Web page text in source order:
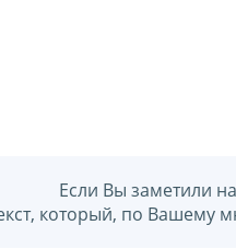
Если Вы заметили
который, по Вашему